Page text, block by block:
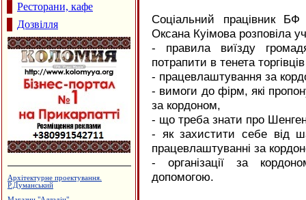
Ресторани, кафе
Дозвілля
Виробництво вікон та дверей з ПВХ
та алюмінію
Соціальний працівник БФ
Оксана Куімова розповіла
- правила виїзду
потрапити в тенета
- працевлаштування за
- вимоги до фірм, які
за кордоном,
- що треба знати про
- як захистити себе від
працевлаштуванні за
- організації за
допомогою.